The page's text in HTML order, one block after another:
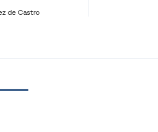
de Castro